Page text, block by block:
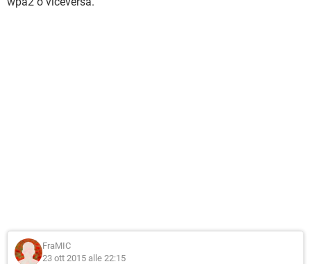
FraMIC
23 ott 2015 alle 22:15